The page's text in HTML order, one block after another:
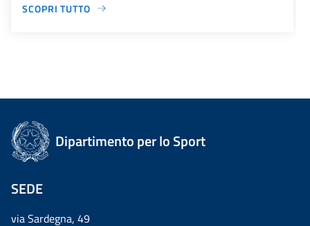
SCOPRI TUTTO
Dipartimento per lo Sport
SEDE
via Sardegna, 49